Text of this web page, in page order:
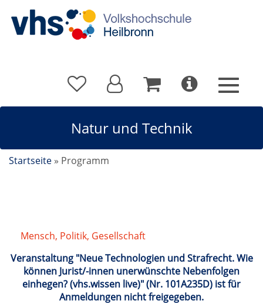
Natur und Technik
Startseite » Programm
Mensch, Politik, Gesellschaft
Veranstaltung "Neue Technologien und Strafrecht. Wie
können Jurist/-innen unerwünschte Nebenfolgen
einhegen? (vhs.wissen live)" (Nr. 101A235D) ist für
Anmeldungen nicht freigegeben.